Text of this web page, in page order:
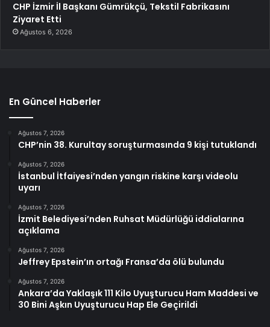
CHP İzmir İl Başkanı Gümrükçü, Tekstil Fabrikasını
Ziyaret Etti
Ağustos 6, 2026
En Güncel Haberler
Ağustos 7, 2026
CHP’nin 38. Kurultay soruşturmasında 9 kişi tutuklandı
Ağustos 7, 2026
İstanbul İtfaiyesi’nden yangın riskine karşı videolu
uyarı
Ağustos 7, 2026
İzmit Belediyesi’nden Ruhsat Müdürlüğü iddialarına
açıklama
Ağustos 7, 2026
Jeffrey Epstein’ın ortağı Fransa’da ölü bulundu
Ağustos 7, 2026
Ankara’da Yaklaşık 111 Kilo Uyuşturucu Ham Maddesi ve
30 Bini Aşkın Uyuşturucu Hap Ele Geçirildi